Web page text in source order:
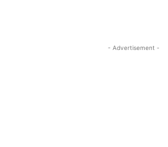
- Advertisement -